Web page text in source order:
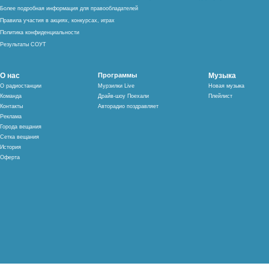
Более подробная информация для правообладателей
Правила участия в акциях, конкурсах, играх
Политика конфиденциальности
Результаты СОУТ
О нас
О радиостанции
Команда
Контакты
Реклама
Города вещания
Сетка вещания
История
Оферта
Программы
Мурзилки Live
Драйв-шоу Поехали
Авторадио поздравляет
Музыка
Новая музыка
Плейлист